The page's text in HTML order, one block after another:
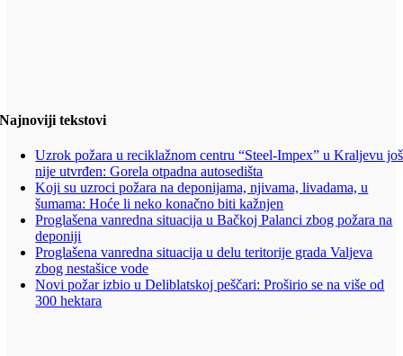
Najnoviji tekstovi
Uzrok požara u reciklažnom centru “Steel-Impex” u Kraljevu još
nije utvrđen: Gorela otpadna autosedišta
Koji su uzroci požara na deponijama, njivama, livadama, u
šumama: Hoće li neko konačno biti kažnjen
Proglašena vanredna situacija u Bačkoj Palanci zbog požara na
deponiji
Proglašena vanredna situacija u delu teritorije grada Valjeva
zbog nestašice vode
Novi požar izbio u Deliblatskoj peščari: Proširio se na više od
300 hektara